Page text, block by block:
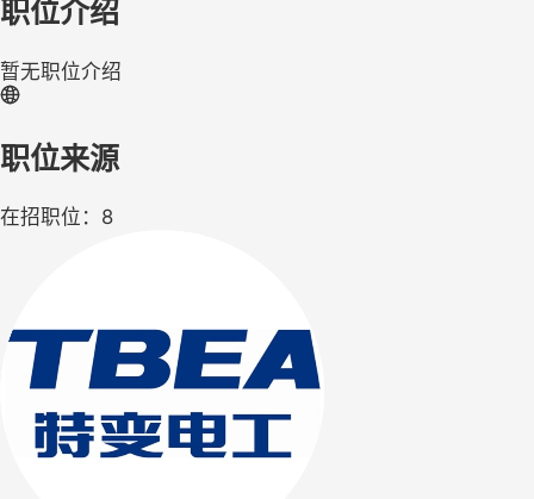
职位介绍
暂无职位介绍
职位来源
在招职位：8